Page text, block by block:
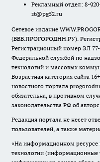
Рекламный отдел: 8-
st@pg52.ru
Сетевое издание
(ВВВ.ПРОГОРОДНН.РУ).
Регистрационный номер ЭЛ 77-
Федеральной службой по
технологий и массовых
Возрастная категория сайта
новостного портала
обязательна, в противном
законодательства РФ об
Редакция портала не несет
пользователей, а также
«На информационном ресурсе
технологии (информационные